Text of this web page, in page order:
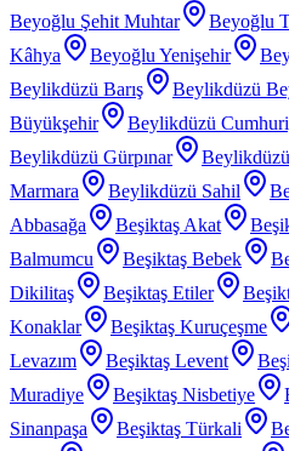
Beyoğlu Şehit Muhtar
Beyoğlu
Kâhya
Beyoğlu Yenişehir
Beylikdüzü Barış
Beylikdüzü
Büyükşehir
Beylikdüzü
Beylikdüzü Gürpınar
Marmara
Beylikdüzü Sahil
Abbasağa
Beşiktaş Akat
Balmumcu
Beşiktaş Bebek
Dikilitaş
Beşiktaş Etiler
Konaklar
Beşiktaş Kuruçeşme
Levazım
Beşiktaş Levent
Muradiye
Beşiktaş Nisbetiye
Sinanpaşa
Beşiktaş Türkali